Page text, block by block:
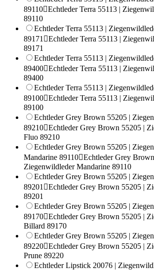
89110Echtleder Terra 55113 |
89110
Echtleder Terra 55113 |
89171Echtleder Terra 55113 |
89171
Echtleder Terra 55113 |
89400Echtleder Terra 55113 |
89400
Echtleder Terra 55113 |
89100Echtleder Terra 55113 |
89100
Echtleder Grey Brown 55205 |
89210Echtleder Grey Brown 55205 |
Fluo 89210
Echtleder Grey Brown 55205 |
Mandarine 89110Echtleder Grey
Ziegenwildleder Mandarine 89110
Echtleder Grey Brown 55205 |
89201Echtleder Grey Brown 55205 |
89201
Echtleder Grey Brown 55205 |
89170Echtleder Grey Brown 55205 |
Billard 89170
Echtleder Grey Brown 55205 |
89220Echtleder Grey Brown 55205 |
Prune 89220
Echtleder Lipstick 20076 |